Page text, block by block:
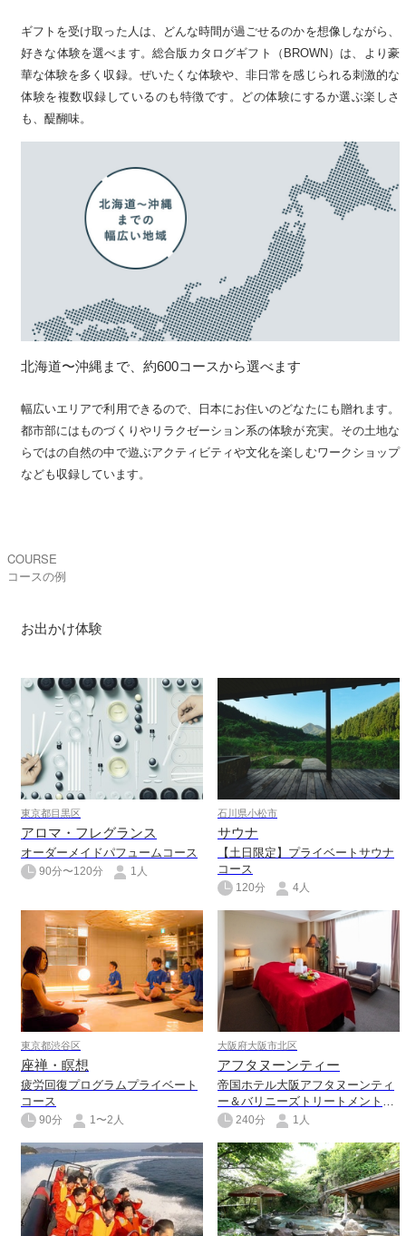
ギフトを受け取った人は、どんな時間が過ごせるのかを想像しながら、
好きな体験を選べます。総合版カタログギフト（BROWN）は、より豪
華な体験を多く収録。ぜいたくな体験や、非日常を感じられる刺激的な
体験を複数収録しているのも特徴です。どの体験にするか選ぶ楽しさ
も、醍醐味。
北海道〜沖縄まで、約600コースから選べます
幅広いエリアで利用できるので、日本にお住いのどなたにも贈れます。
都市部にはものづくりやリラクゼーション系の体験が充実。その土地な
らではの自然の中で遊ぶアクティビティや文化を楽しむワークショップ
なども収録しています。
COURSE
コースの例
お出かけ体験
東京都目黒区
アロマ・フレグランス
オーダーメイドパフュームコース
90分〜120分 1人
石川県小松市
サウナ
【土日限定】プライベートサウナ
コース
120分 4人
東京都渋谷区
座禅・瞑想
疲労回復プログラムプライベート
コース
90分 1〜2人
大阪府大阪市北区
アフタヌーンティー
帝国ホテル大阪アフタヌーンティ
ー＆バリニーズトリートメントコ
ース（お土産付き）
240分 1人